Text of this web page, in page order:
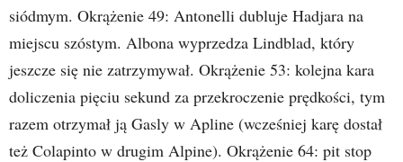
siódmym. Okrążenie 49: Antonelli dubluje Hadjara na
miejscu szóstym. Albona wyprzedza Lindblad, który
jeszcze się nie zatrzymywał. Okrążenie 53: kolejna kara
doliczenia pięciu sekund za przekroczenie prędkości, tym
razem otrzymał ją Gasly w Apline (wcześniej karę dostał
też Colapinto w drugim Alpine). Okrążenie 64: pit stop